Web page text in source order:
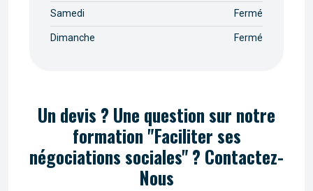
Samedi Fermé
Dimanche Fermé
Un devis ? Une question sur notre
formation "Faciliter ses
négociations sociales" ? Contactez-
Nous